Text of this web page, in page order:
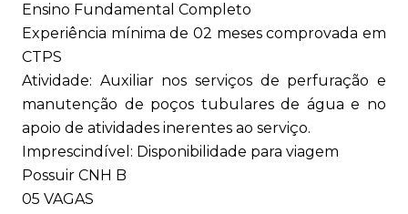
Ensino Fundamental Completo
Experiência mínima de 02 meses comprovada em
CTPS
Atividade: Auxiliar nos serviços de perfuração e
manutenção de poços tubulares de água e no
apoio de atividades inerentes ao serviço.
Imprescindível: Disponibilidade para viagem
Possuir CNH B
05 VAGAS